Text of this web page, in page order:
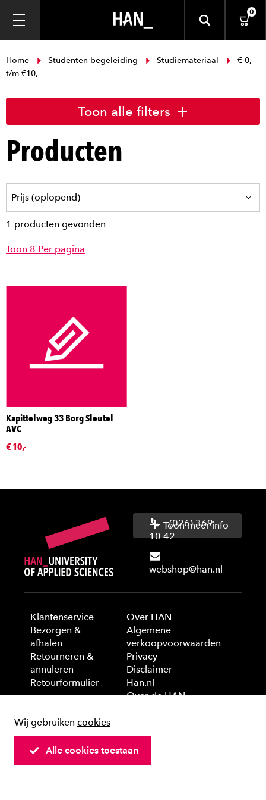
0
Home Studenten begeleiding Studiemateriaal
€ 0,-
t/m €10,-
Toon alle filters
Producten
1 producten gevonden
Toon 8 Per pagina
Kapittelweg 33 Borg Sleutel
AVC
€ 10,-
(026) 369
10 42
webshop@han.nl
Toon meer info
Klantenservice
Bezorgen &
afhalen
Retourneren &
annuleren
Retourformulier
Over HAN
Algemene
verkoopvoorwaarden
Privacy
Disclaimer
Han.nl
Over de HAN
Wij gebruiken cookies
Alle cookies toestaan